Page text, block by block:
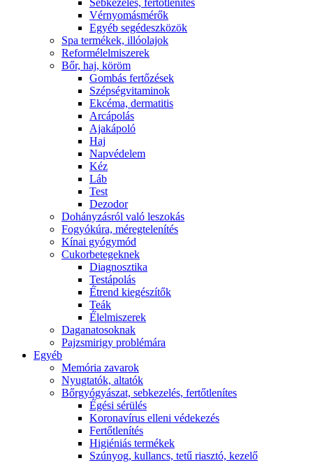
Sebkezelés, fertőtlenítés
Vérnyomásmérők
Egyéb segédeszközök
Spa termékek, illóolajok
Reformélelmiszerek
Bőr, haj, köröm
Gombás fertőzések
Szépségvitaminok
Ekcéma, dermatitis
Arcápolás
Ajakápoló
Haj
Napvédelem
Kéz
Láb
Test
Dezodor
Dohányzásról való leszokás
Fogyókúra, méregtelenítés
Kínai gyógymód
Cukorbetegeknek
Diagnosztika
Testápolás
É́trend kiegészítők
Teák
É́lelmiszerek
Daganatosoknak
Pajzsmirigy problémára
Egyéb
Memória zavarok
Nyugtatók, altatók
Bőrgyógyászat, sebkezelés, fertőtlenítes
É́gési sérülés
Koronavírus elleni védekezés
Fertőtlenítés
Higiéniás termékek
Szúnyog, kullancs, tetű riasztó, kezelő